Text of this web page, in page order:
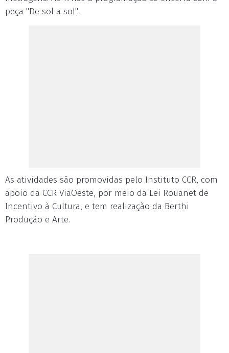
peça "De sol a sol".
As atividades são promovidas pelo Instituto CCR, com
apoio da CCR ViaOeste, por meio da Lei Rouanet de
Incentivo à Cultura, e tem realização da Berthi
Produção e Arte.